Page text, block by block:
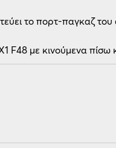
το πορτ-παγκαζ του
F48 με κινούμενα πίσω